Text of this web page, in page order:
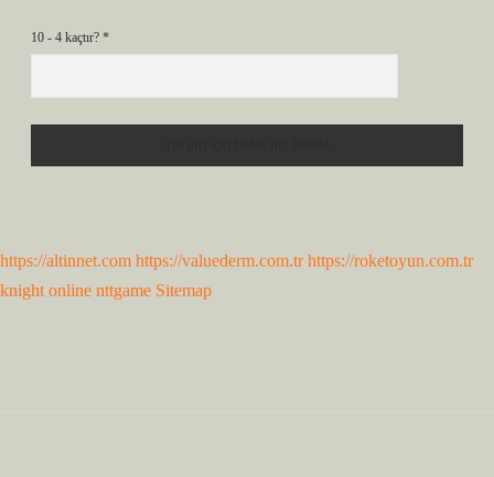
10 - 4 kaçtır? *
https://altinnet.com https://valuederm.com.tr https://roketoyun.com.tr
knight online nttgame Sitemap